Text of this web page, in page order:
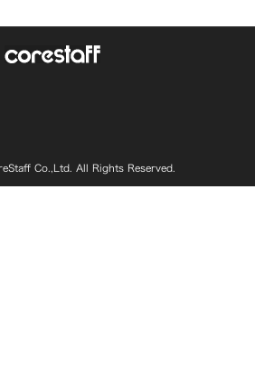
Co.,Ltd. All Rights Reserved.